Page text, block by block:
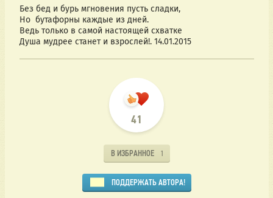
Без бед и бурь мгновения пусть сладки,
Но бутафорны каждые из дней.
Ведь только в самой настоящей схватке
Душа мудрее станет и взрослей!. 14.01.2015
41
В ИЗБРАННОЕ 1
ПОДДЕРЖАТЬ АВТОРА!